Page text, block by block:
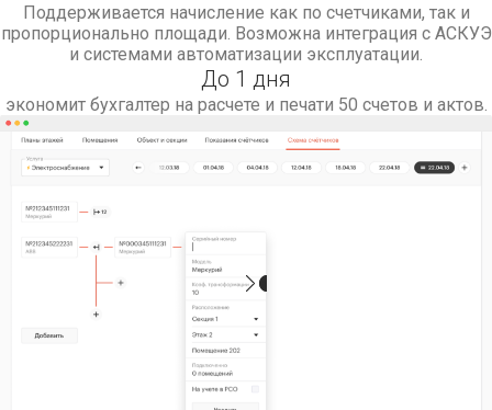
Поддерживается начисление как по счетчиками, так и
пропорционально площади. Возможна интеграция с АСКУЭ
и системами автоматизации эксплуатации.
До 1 дня
экономит бухгалтер на расчете и печати 50 счетов и актов.